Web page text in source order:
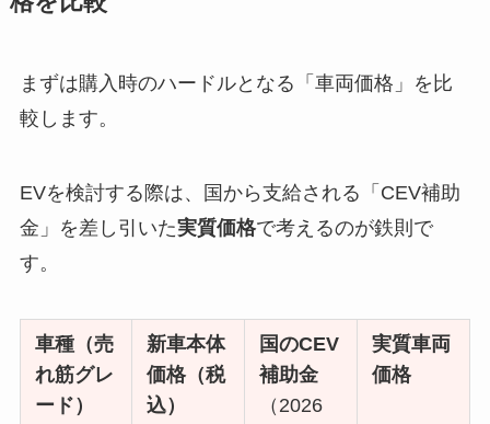
まずは購入時のハードルとなる「車両価格」を比
較します。
EVを検討する際は、国から支給される「CEV補助
金」を差し引いた実質価格で考えるのが鉄則で
す。
車種（売
れ筋グレ
ード）
新車本体
価格（税
込）
国のCEV
補助金
（2026
実質車両
価格